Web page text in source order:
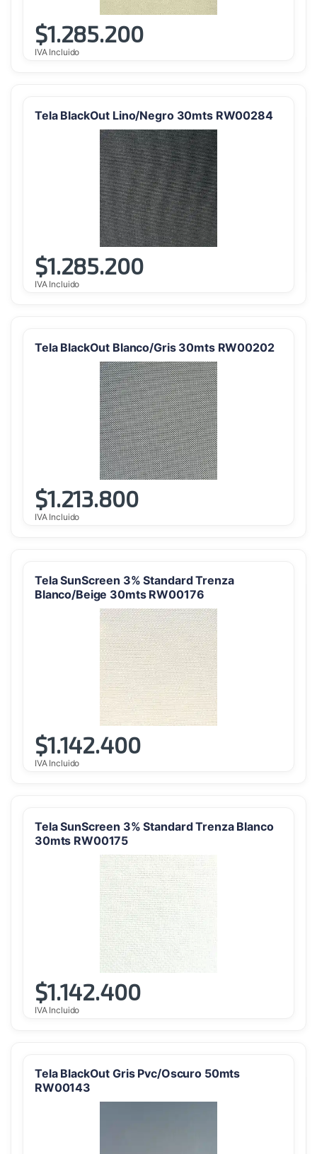
$1.285.200
IVA Incluido
Tela BlackOut Lino/Negro 30mts RW00284
$1.285.200
IVA Incluido
Tela BlackOut Blanco/Gris 30mts RW00202
$1.213.800
IVA Incluido
Tela SunScreen 3% Standard Trenza
Blanco/Beige 30mts RW00176
$1.142.400
IVA Incluido
Tela SunScreen 3% Standard Trenza Blanco
30mts RW00175
$1.142.400
IVA Incluido
Tela BlackOut Gris Pvc/Oscuro 50mts
RW00143